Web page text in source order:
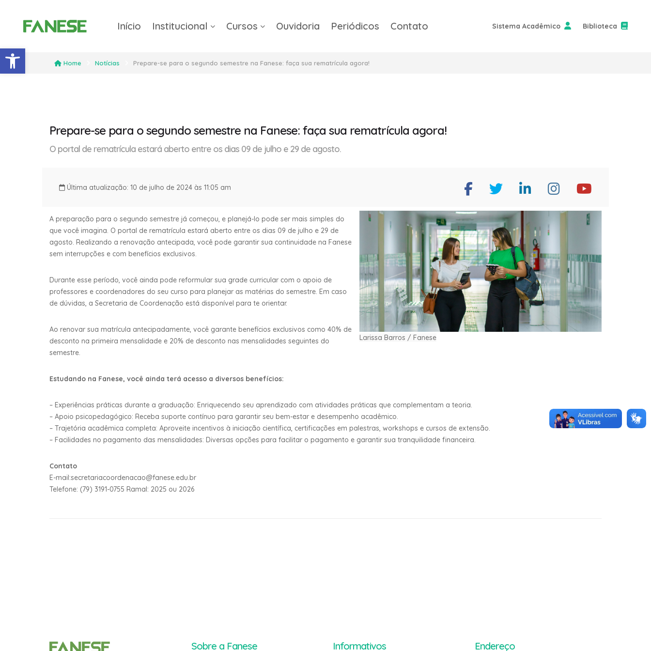
Barra de Ferramentas Aberta
Início Institucional Cursos Ouvidoria Periódicos Contato Sistema Acadêmico Biblioteca
Home Notícias Prepare-se para o segundo semestre na Fanese: faça sua rematrícula agora!
Prepare-se para o segundo semestre na Fanese: faça sua rematrícula agora!
O portal de rematrícula estará aberto entre os dias 09 de julho e 29 de agosto.
Última atualização: 10 de julho de 2024 às 11:05 am
Larissa Barros / Fanese
A preparação para o segundo semestre já começou, e planejá-lo pode ser mais simples do
que você imagina. O portal de rematrícula estará aberto entre os dias 09 de julho e 29 de
agosto. Realizando a renovação antecipada, você pode garantir sua continuidade na Fanese
sem interrupções e com benefícios exclusivos.
Durante esse período, você ainda pode reformular sua grade curricular com o apoio de
professores e coordenadores do seu curso para planejar as matérias do semestre. Em caso
de dúvidas, a Secretaria de Coordenação está disponível para te orientar.
Ao renovar sua matrícula antecipadamente, você garante benefícios exclusivos como 40% de
desconto na primeira mensalidade e 20% de desconto nas mensalidades seguintes do
semestre.
Estudando na Fanese, você ainda terá acesso a diversos benefícios:
– Experiências práticas durante a graduação: Enriquecendo seu aprendizado com atividades práticas que complementam a teoria.
– Apoio psicopedagógico: Receba suporte contínuo para garantir seu bem-estar e desempenho acadêmico.
– Trajetória acadêmica completa: Aproveite incentivos à iniciação científica, certificações em palestras, workshops e cursos de extensão.
– Facilidades no pagamento das mensalidades: Diversas opções para facilitar o pagamento e garantir sua tranquilidade financeira.
Contato
E-mail:secretariacoordenacao@fanese.edu.br
Telefone: (79) 3191-0755 Ramal: 2025 ou 2026
Sobre a Fanese Informativos Endereço